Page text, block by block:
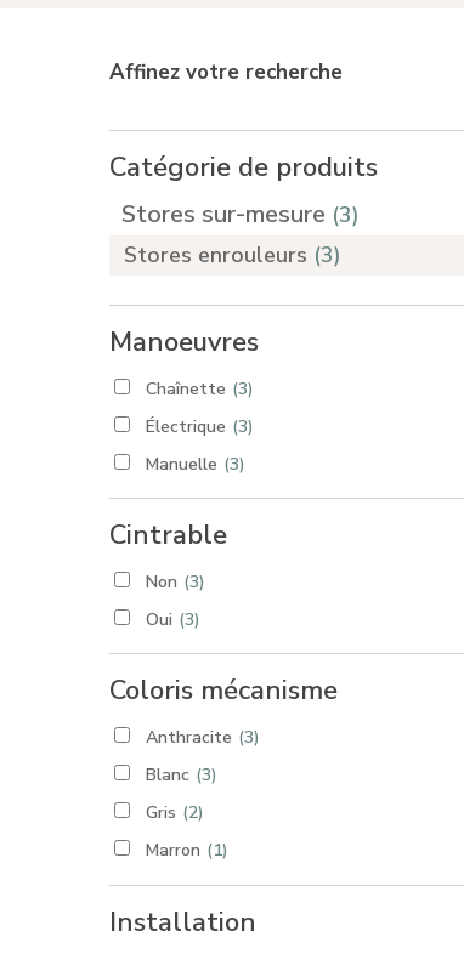
Affinez votre recherche
Catégorie de produits
Stores sur-mesure (3)
Stores enrouleurs (3)
Manoeuvres
Chaînette (3)
Électrique (3)
Manuelle (3)
Cintrable
Non (3)
Oui (3)
Coloris mécanisme
Anthracite (3)
Blanc (3)
Gris (2)
Marron (1)
Noir (2)
Installation